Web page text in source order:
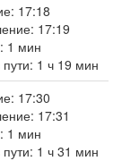
17:18
17:19
1 мин
1 ч 19 мин
17:30
17:31
1 мин
1 ч 31 мин